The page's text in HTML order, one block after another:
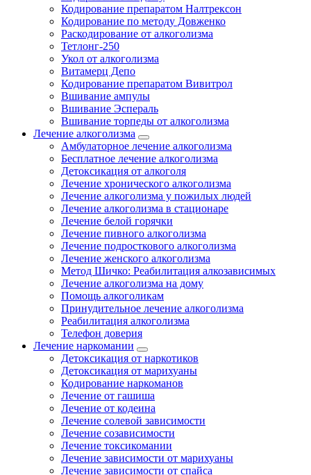
Кодирование препаратом Налтрексон
Кодирование по методу Довженко
Раскодирование от алкоголизма
Тетлонг-250
Укол от алкоголизма
Витамерц Депо
Кодирование препаратом Вивитрол
Вшивание ампулы
Вшивание Эспераль
Вшивание торпеды от алкоголизма
Лечение алкоголизма
Амбулаторное лечение алкоголизма
Бесплатное лечение алкоголизма
Детоксикация от алкоголя
Лечение хронического алкоголизма
Лечение алкоголизма у пожилых людей
Лечение алкоголизма в стационаре
Лечение белой горячки
Лечение пивного алкоголизма
Лечение подросткового алкоголизма
Лечение женского алкоголизма
Метод Шичко: Реабилитация алкозависимых
Лечение алкоголизма на дому
Помощь алкоголикам
Принудительное лечение алкоголизма
Реабилитация алкоголизма
Телефон доверия
Лечение наркомании
Детоксикация от наркотиков
Детоксикация от марихуаны
Кодирование наркоманов
Лечение от гашиша
Лечение от кодеина
Лечение солевой зависимости
Лечение созависимости
Лечение токсикомании
Лечение зависимости от марихуаны
Лечение зависимости от спайса